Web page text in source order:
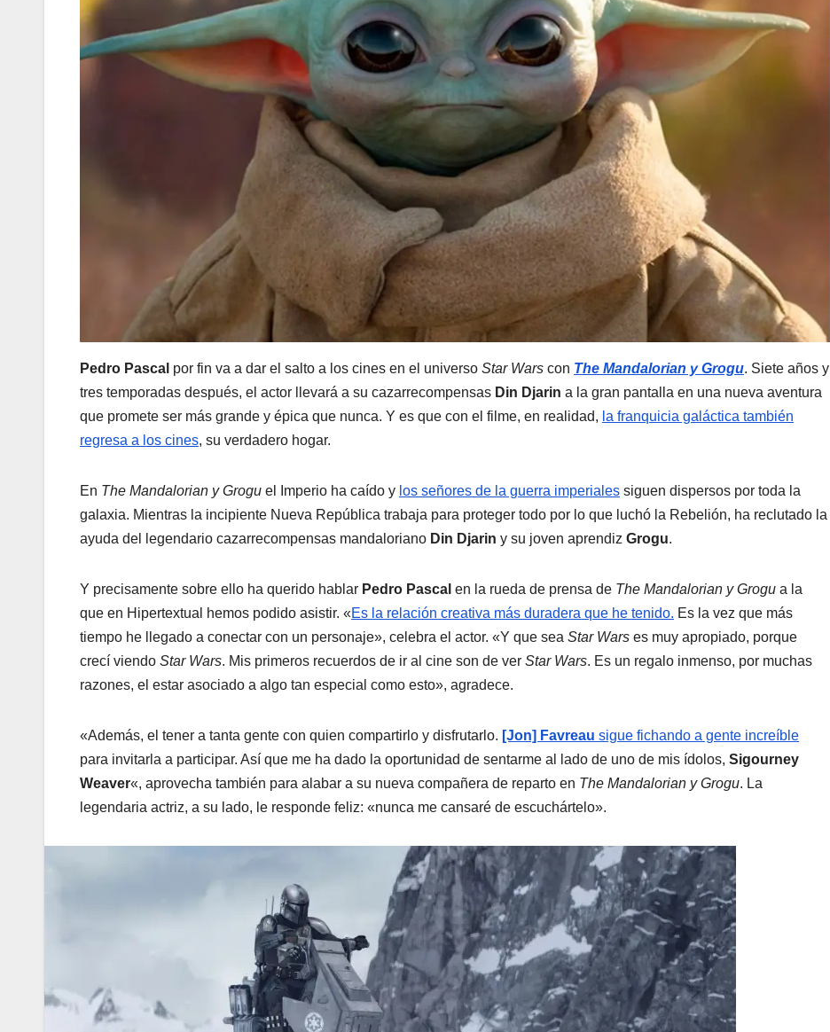
Pedro Pascal por fin va a dar el salto a los cines en el universo Star Wars con The Mandalorian y Grogu. Siete años y
tres temporadas después, el actor llevará a su cazarrecompensas Din Djarin a la gran pantalla en una nueva aventura
que promete ser más grande y épica que nunca. Y es que con el filme, en realidad, la franquicia galáctica también
regresa a los cines, su verdadero hogar.
En The Mandalorian y Grogu el Imperio ha caído y los señores de la guerra imperiales siguen dispersos por toda la
galaxia. Mientras la incipiente Nueva República trabaja para proteger todo por lo que luchó la Rebelión, ha reclutado la
ayuda del legendario cazarrecompensas mandaloriano Din Djarin y su joven aprendiz Grogu.
Y precisamente sobre ello ha querido hablar Pedro Pascal en la rueda de prensa de The Mandalorian y Grogu a la
que en Hipertextual hemos podido asistir. «Es la relación creativa más duradera que he tenido. Es la vez que más
tiempo he llegado a conectar con un personaje», celebra el actor. «Y que sea Star Wars es muy apropiado, porque
crecí viendo Star Wars. Mis primeros recuerdos de ir al cine son de ver Star Wars. Es un regalo inmenso, por muchas
razones, el estar asociado a algo tan especial como esto», agradece.
«Además, el tener a tanta gente con quien compartirlo y disfrutarlo. [Jon] Favreau sigue fichando a gente increíble
para invitarla a participar. Así que me ha dado la oportunidad de sentarme al lado de uno de mis ídolos, Sigourney
Weaver«, aprovecha también para alabar a su nueva compañera de reparto en The Mandalorian y Grogu. La
legendaria actriz, a su lado, le responde feliz: «nunca me cansaré de escuchártelo».